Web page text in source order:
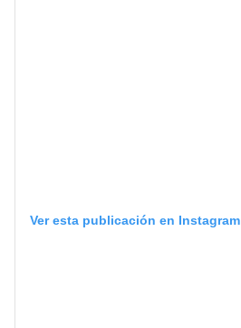
Ver esta publicación en Instagram